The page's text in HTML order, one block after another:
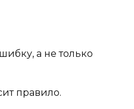
а не только
правило.